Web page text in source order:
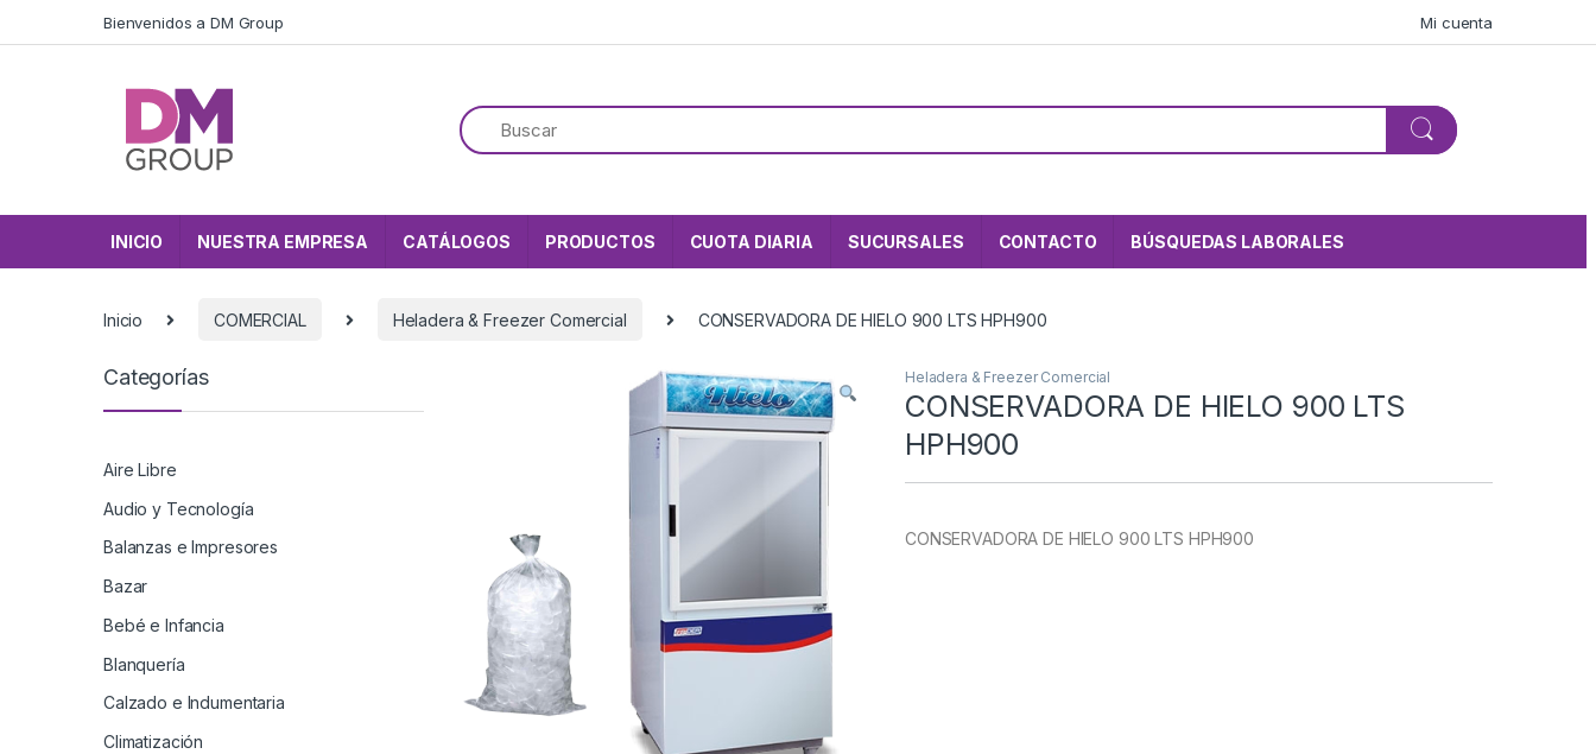
Bienvenidos a DM Group Mi cuenta
INICIO NUESTRA EMPRESA CATÁLOGOS PRODUCTOS CUOTA DIARIA SUCURSALES CONTACTO BÚSQUEDAS LABORALES
Inicio COMERCIAL Heladera & Freezer Comercial CONSERVADORA DE HIELO 900 LTS HPH900
Heladera & Freezer Comercial
CONSERVADORA DE HIELO 900 LTS
HPH900
CONSERVADORA DE HIELO 900 LTS HPH900
Categorías
Aire Libre
Audio y Tecnología
Balanzas e Impresores
Bazar
Bebé e Infancia
Blanquería
Calzado e Indumentaria
Climatización